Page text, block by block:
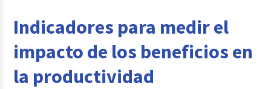
Indicadores para medir el
impacto de los beneficios en
la productividad